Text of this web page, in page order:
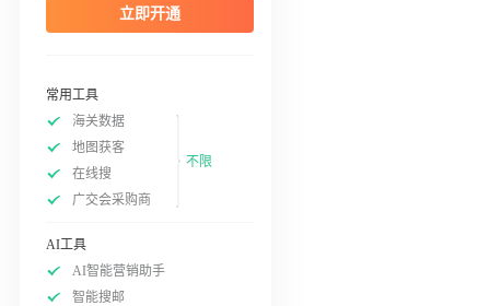
立即开通
常用工具
海关数据
地图获客
在线搜
广交会采购商
不限
AI工具
AI智能营销助手
智能搜邮